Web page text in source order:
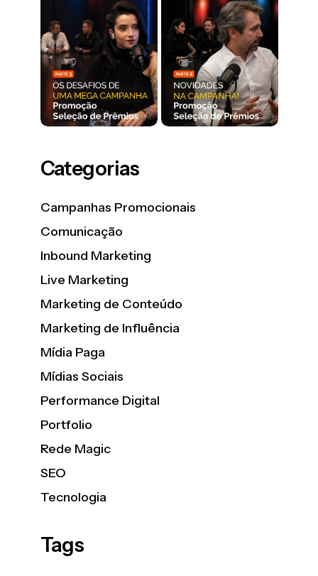
Categorias
Campanhas Promocionais
Comunicação
Inbound Marketing
Live Marketing
Marketing de Conteúdo
Marketing de Influência
Mídia Paga
Mídias Sociais
Performance Digital
Portfolio
Rede Magic
SEO
Tecnologia
Tags